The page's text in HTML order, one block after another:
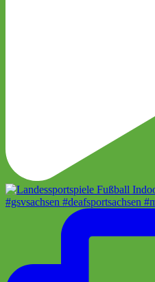
#gsvsachsen #deafsportsachsen